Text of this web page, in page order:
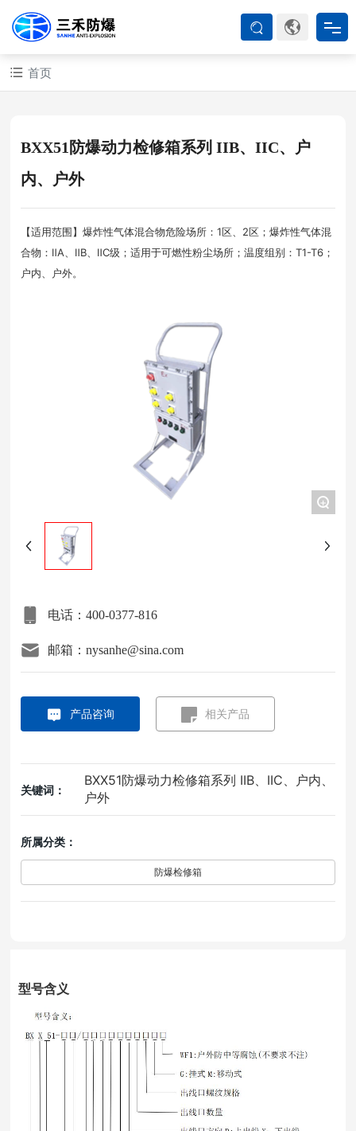
首页
ATEX系列
防爆空调
防爆箱柜
首页
型号含义
BXX51防爆动力检修箱系列 IIB、IIC、户
内、户外
【适用范围】爆炸性气体混合物危险场所：1区、2区；爆炸性气体混
合物：ⅡA、ⅡB、ⅡC级；适用于可燃性粉尘场所；温度组别：T1-T6；
户内、户外。
+
电话：400-0377-816
邮箱：nysanhe@sina.com
产品咨询 相关产品
关键词：
BXX51防爆动力检修箱系列 IIB、IIC、户内、
户外
所属分类：
防爆检修箱